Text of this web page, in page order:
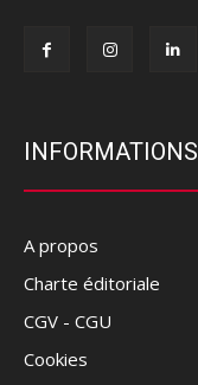
INFORMATIONS
A propos
Charte éditoriale
CGV - CGU
Cookies